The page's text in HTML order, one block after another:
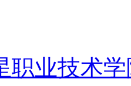
职业技术